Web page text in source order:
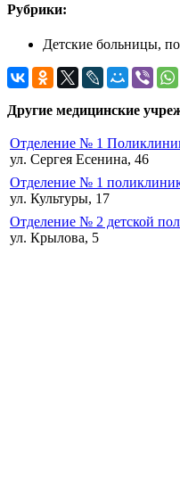
Рубрики:
Детские больницы,
Другие медицинские
Отделение № 1
ул. Сергея Есенина, 46
Отделение № 1
ул. Культуры, 17
Отделение № 2 детской
ул. Крылова, 5